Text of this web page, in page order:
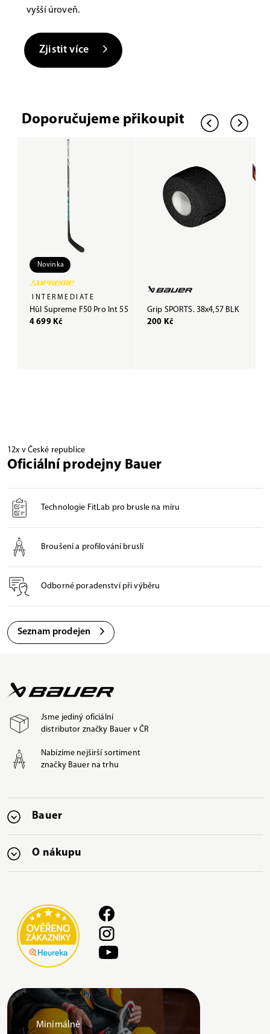
vyšší úroveň.
Zjistit více
Doporučujeme přikoupit
Novinka
INTERMEDIATE
Hůl Supreme F50 Pro Int 55
4 699 Kč
Grip SPORTS. 38x4,57 BLK
200 Kč
12x v České republice
Oficiální prodejny Bauer
Technologie FitLab pro brusle na míru
Broušení a profilování bruslí
Odborné poradenství při výběru
Seznam prodejen
Jsme jediný oficiální
distributor značky Bauer v ČR
Nabízíme nejširší sortiment
značky Bauer na trhu
Bauer
O nákupu
Minimálně